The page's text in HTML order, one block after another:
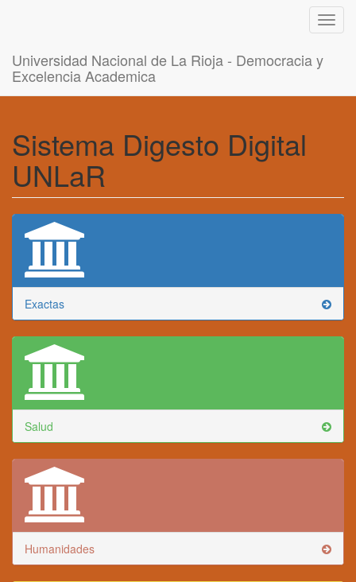
Universidad Nacional de La Rioja - Democracia y
Excelencia Academica
Sistema Digesto Digital
UNLaR
Exactas
Salud
Humanidades